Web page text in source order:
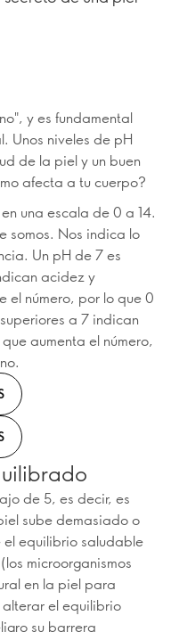
y es fundamental
Unos niveles de pH
de la piel y un buen
afecta a tu cuerpo?
una escala de 0 a 14.
somos. Nos indica lo
Un pH de 7 es
acidez y
el número, por lo que 0
a 7 indican
aumenta el número,
de 5, es decir, es
sube demasiado o
equilibrio saludable
microorganismos
en la piel para
el equilibrio
su barrera